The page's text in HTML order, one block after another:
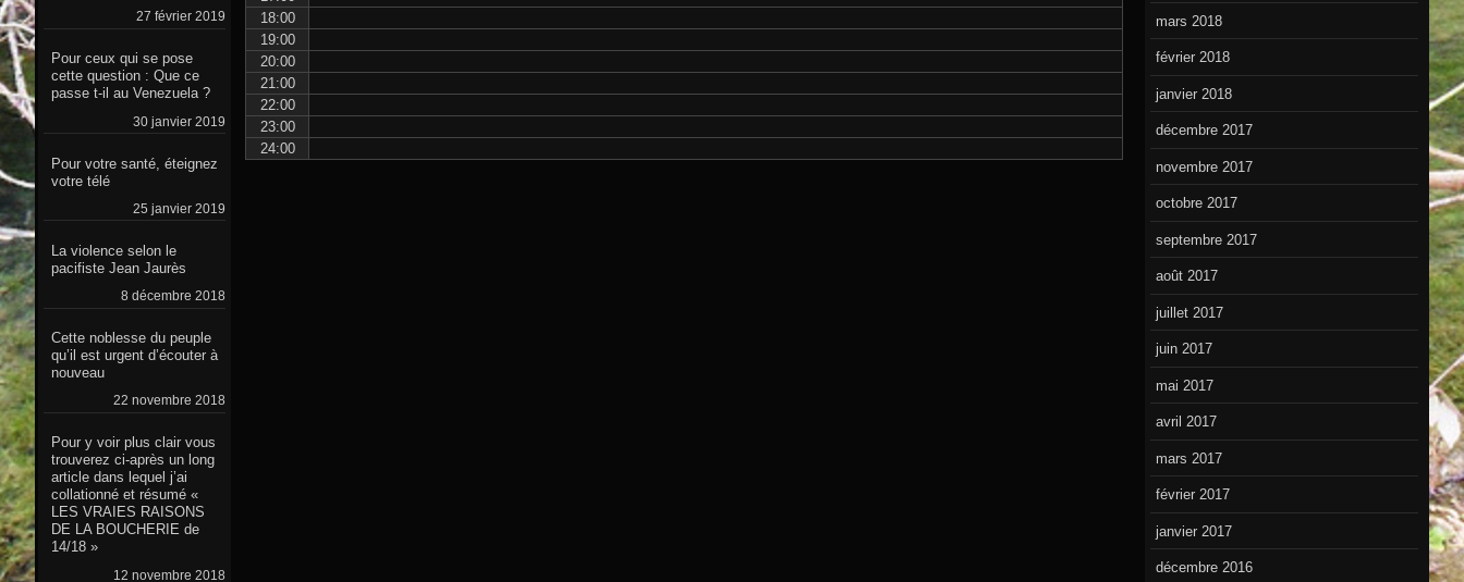
18:00
19:00
20:00
21:00
22:00
23:00
24:00
mars 2018
février 2018
janvier 2018
décembre 2017
novembre 2017
octobre 2017
septembre 2017
août 2017
juillet 2017
juin 2017
mai 2017
avril 2017
mars 2017
février 2017
janvier 2017
décembre 2016
27 février 2019
Pour ceux qui se pose
cette question : Que ce
passe t-il au Venezuela ?
30 janvier 2019
Pour votre santé, éteignez
votre télé
25 janvier 2019
La violence selon le
pacifiste Jean Jaurès
8 décembre 2018
Cette noblesse du peuple
qu’il est urgent d’écouter à
nouveau
22 novembre 2018
Pour y voir plus clair vous
trouverez ci-après un long
article dans lequel j’ai
collationné et résumé «
LES VRAIES RAISONS
DE LA BOUCHERIE de
14/18 »
12 novembre 2018